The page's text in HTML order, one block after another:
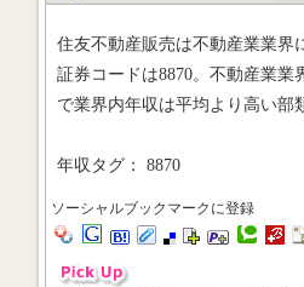
住友不動産販売は不動産業業界
証券コードは8870。不動産業業
で業界内年収は平均より高い部
年収タグ： 8870
ソーシャルブックマークに登録